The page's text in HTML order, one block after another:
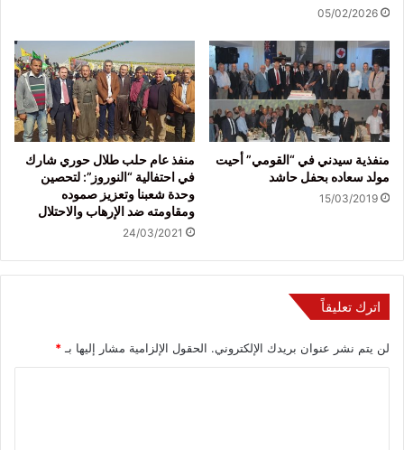
05/02/2026
منفذية سيدني في “القومي” أحيت
مولد سعاده بحفل حاشد
15/03/2019
منفذ عام حلب طلال حوري شارك
في احتفالية “النوروز”: لتحصين
وحدة شعبنا وتعزيز صموده
ومقاومته ضد الإرهاب والاحتلال
24/03/2021
اترك تعليقاً
لن يتم نشر عنوان بريدك الإلكتروني. الحقول الإلزامية مشار إليها بـ*